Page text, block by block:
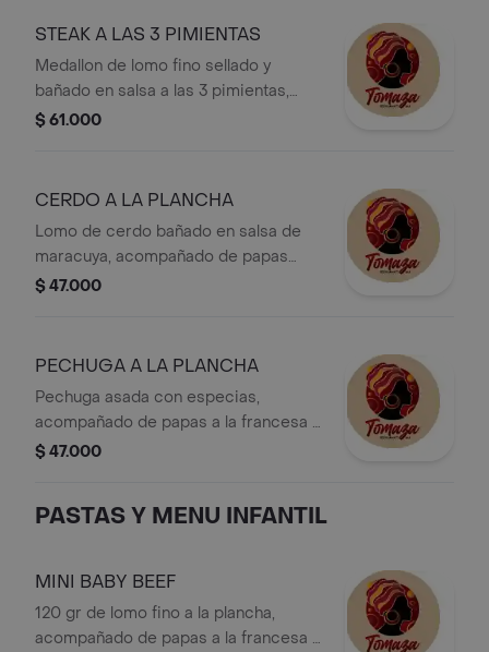
STEAK A LAS 3 PIMIENTAS
Medallon de lomo fino sellado y
bañado en salsa a las 3 pimientas,
acompañado de cayeye con
$ 61.000
CERDO A LA PLANCHA
Lomo de cerdo bañado en salsa de
maracuya, acompañado de papas
fritas y ensalada.
$ 47.000
PECHUGA A LA PLANCHA
Pechuga asada con especias,
acompañado de papas a la francesa y
ensalada.
$ 47.000
PASTAS Y MENU INFANTIL
MINI BABY BEEF
120 gr de lomo fino a la plancha,
acompañado de papas a la francesa y